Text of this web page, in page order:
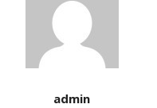
admin